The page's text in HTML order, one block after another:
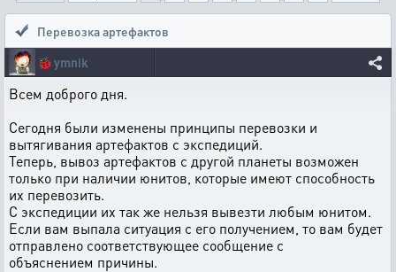
Перевозка артефактов
🐞 ymnik
Всем доброго дня.
Сегодня были изменены принципы перевозки и
вытягивания артефактов с экспедиций.
Теперь, вывоз артефактов с другой планеты возможен
только при наличии юнитов, которые имеют способность
их перевозить.
С экспедиции их так же нельзя вывезти любым юнитом.
Если вам выпала ситуация с его получением, то вам будет
отправлено соответствующее сообщение с
объяснением причины.